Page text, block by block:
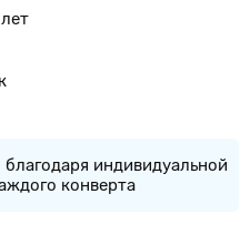
благодаря индивидуальной
конверта